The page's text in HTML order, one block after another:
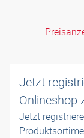
Jetzt
Onlineshop
Jetzt